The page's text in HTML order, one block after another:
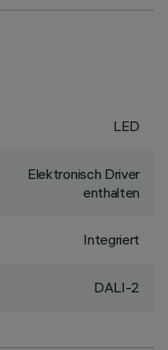
LED
Elektronisch Driver
enthalten
Integriert
DALI-2